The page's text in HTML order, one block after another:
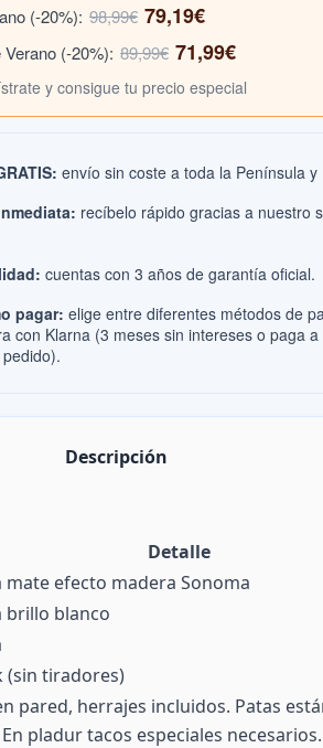
(-20%): 98,99€ 79,19€
(-20%): 89,99€ 71,99€
y consigue tu precio especial
envío sin coste a toda la Península y
recíbelo rápido gracias a nuestro
cuentas con 3 años de garantía oficial.
pagar: elige entre diferentes métodos de
con Klarna (3 meses sin intereses o paga a
Descripción
Detalle
mate efecto madera Sonoma
brillo blanco
(sin tiradores)
pared, herrajes incluidos. Patas
pladur tacos especiales necesarios.